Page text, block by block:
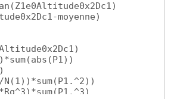
(Z1e0Altitude0x2Dc1)
moyenne)
)
) *sum(abs ( P1) )
)
(1) ) *sum( P1.^2) )
*Rq^3) *sum(P1.^3)